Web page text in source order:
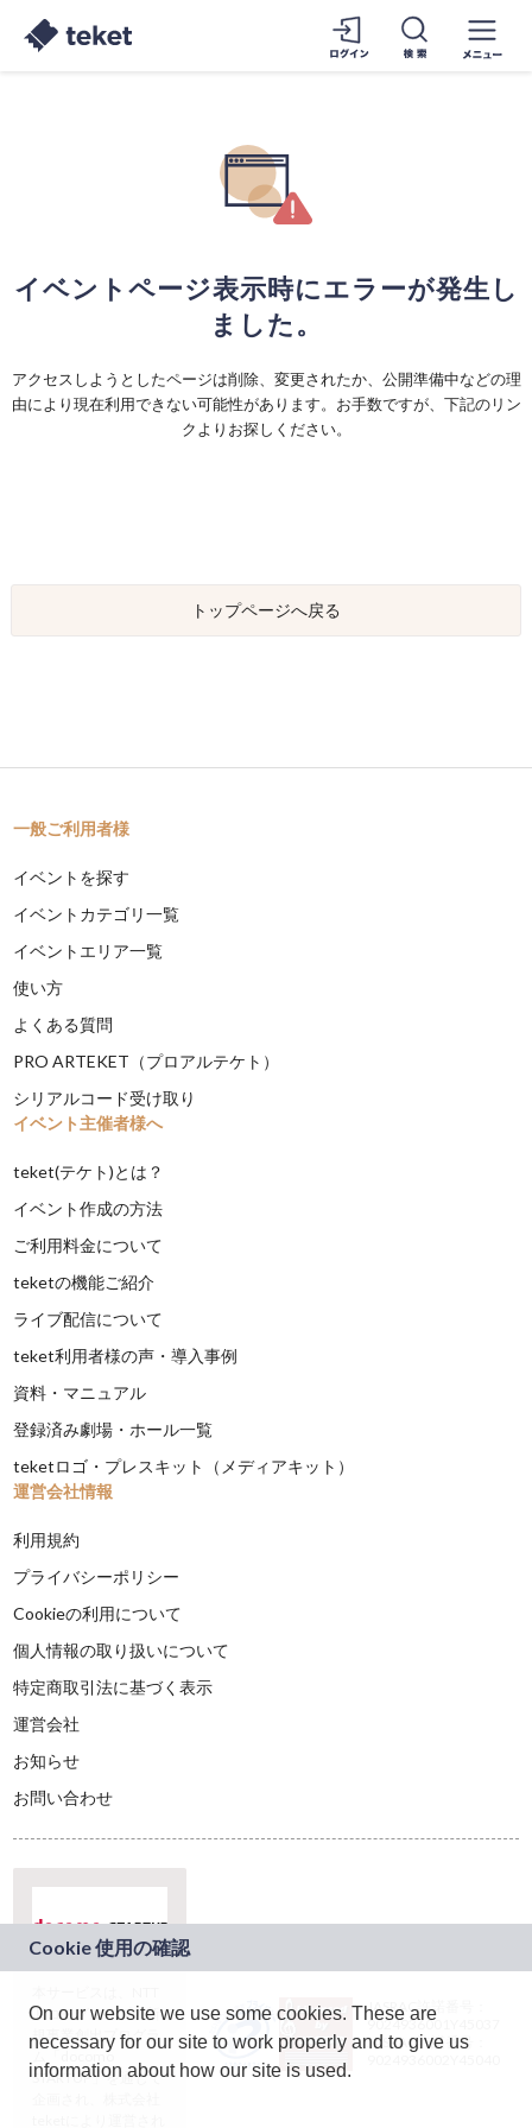
イベントページ表示時にエラーが発生し
ました。
アクセスしようとしたページは削除、変更されたか、公開準備中などの理
由により現在利用できない可能性があります。お手数ですが、下記のリン
クよりお探しください。
トップページへ戻る
一般ご利用者様
イベントを探す
イベントカテゴリ一覧
イベントエリア一覧
使い方
よくある質問
PRO ARTEKET（プロアルテケト）
シリアルコード受け取り
イベント主催者様へ
teket(テケト)とは？
イベント作成の方法
ご利用料金について
teketの機能ご紹介
ライブ配信について
teket利用者様の声・導入事例
資料・マニュアル
登録済み劇場・ホール一覧
teketロゴ・プレスキット（メディアキット）
運営会社情報
利用規約
プライバシーポリシー
Cookieの利用について
個人情報の取り扱いについて
特定商取引法に基づく表示
運営会社
お知らせ
お問い合わせ
ドコモグループの新
規事業創出プログラ
ム「docomo
STARTUP」を通じて
JASRAC許諾番号：
9024936001Y45037
JASRAC許諾番号：
On our website we use some cookies. These are
necessary for our site to work properly and to give us
information about how our site is used.